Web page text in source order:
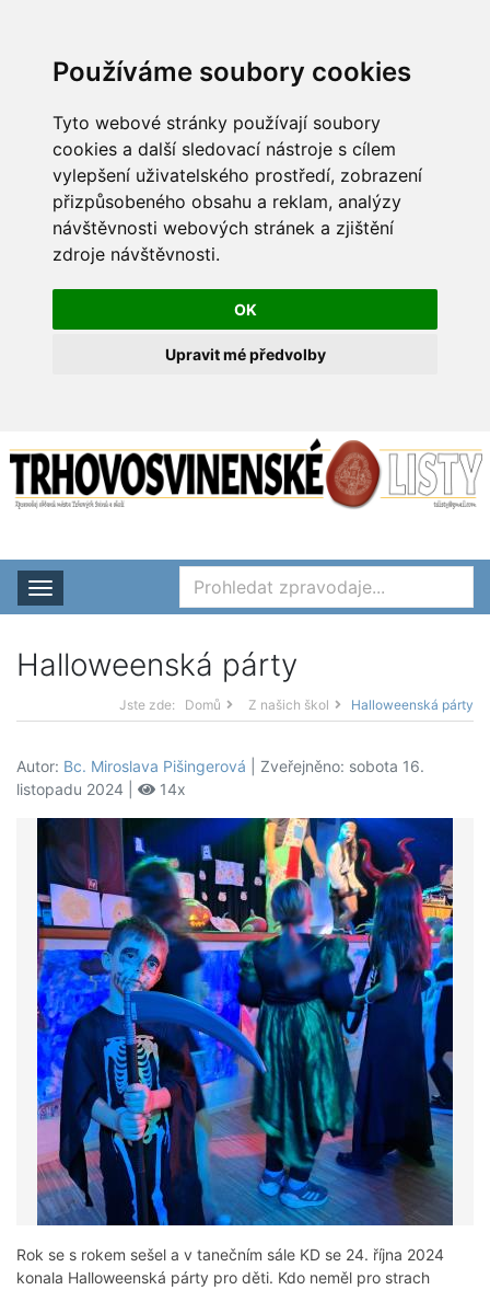
Používáme soubory cookies
Tyto webové stránky používají soubory
cookies a další sledovací nástroje s cílem
vylepšení uživatelského prostředí, zobrazení
přizpůsobeného obsahu a reklam, analýzy
návštěvnosti webových stránek a zjištění
zdroje návštěvnosti.
OK
Upravit mé předvolby
Rozbalit nabídku
Halloweenská párty
Jste zde: Domů Z našich škol Halloweenská párty
Autor: Bc. Miroslava Pišingerová | Zveřejněno: sobota 16.
listopadu 2024 |
14x
Rok se s rokem sešel a v tanečním sále KD se 24. října 2024
konala Halloweenská párty pro děti. Kdo neměl pro strach